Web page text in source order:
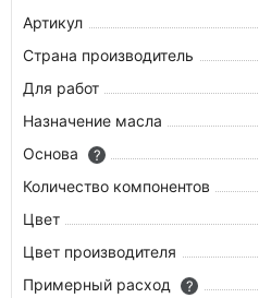
Артикул
Страна производитель
Для работ
Назначение масла
Основа
?
Количество компонентов
Цвет
Цвет производителя
Примерный расход
?